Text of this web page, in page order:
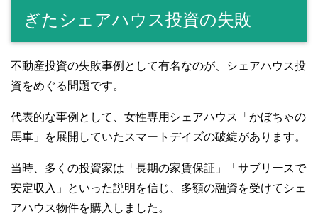
ぎたシェアハウス投資の失敗
不動産投資の失敗事例として有名なのが、シェアハウス投
資をめぐる問題です。
代表的な事例として、女性専用シェアハウス「かぼちゃの
馬車」を展開していたスマートデイズの破綻があります。
当時、多くの投資家は「長期の家賃保証」「サブリースで
安定収入」といった説明を信じ、多額の融資を受けてシェ
アハウス物件を購入しました。